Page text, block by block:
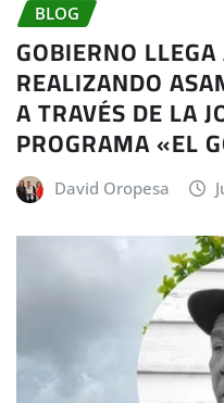
BLOG
GOBIERNO
REALIZANDO
A TRAVÉS DE LA
PROGRAMA «EL
David Oropesa